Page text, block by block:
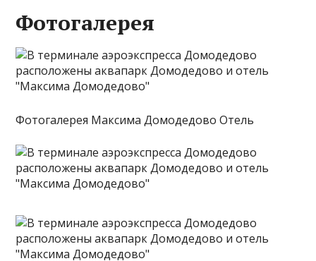
Фотогалерея
Фотогалерея Максима Домодедово Отель